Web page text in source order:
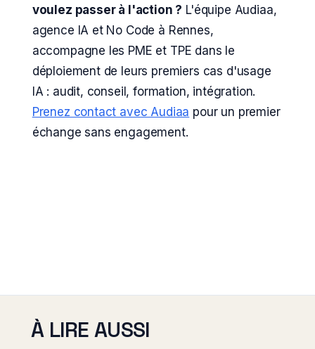
voulez passer à l'action ? L'équipe Audiaa,
agence IA et No Code à Rennes,
accompagne les PME et TPE dans le
déploiement de leurs premiers cas d'usage
IA : audit, conseil, formation, intégration.
Prenez contact avec Audiaa pour un premier
échange sans engagement.
À LIRE AUSSI